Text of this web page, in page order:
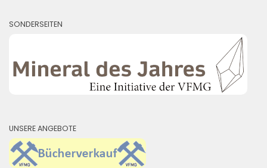
SONDERSEITEN
UNSERE ANGEBOTE